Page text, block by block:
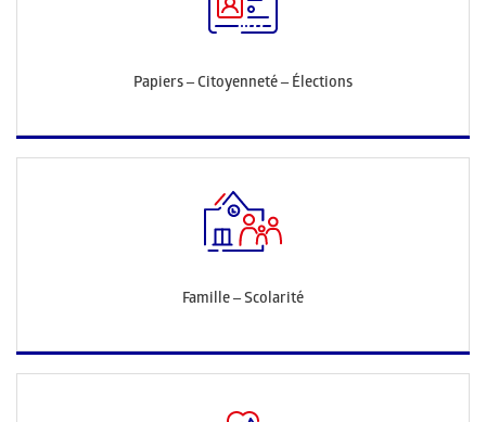
Papiers – Citoyenneté – Élections
Famille – Scolarité